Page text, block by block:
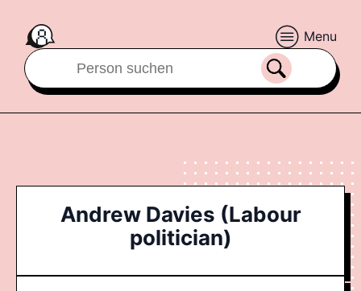
Menu
Andrew Davies (Labour
politician)